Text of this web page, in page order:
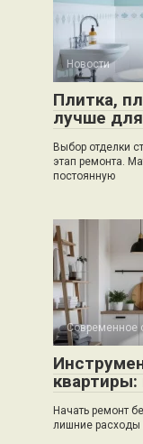
Новости
Плитка,
лучше
Выбор отделки
этап ремонта.
постоянную
Современное
Начать ремонт
лишние расходы